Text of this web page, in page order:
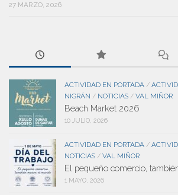
27 MARZO, 2026
ACTIVIDAD EN PORTADA /
NIGRÁN / NOTICIAS / VAL MIÑOR
Beach Market 2026
10 JULIO, 2026
ACTIVIDAD EN PORTADA /
NOTICIAS / VAL MIÑOR
El pequeño comercio,
1 MAYO, 2026